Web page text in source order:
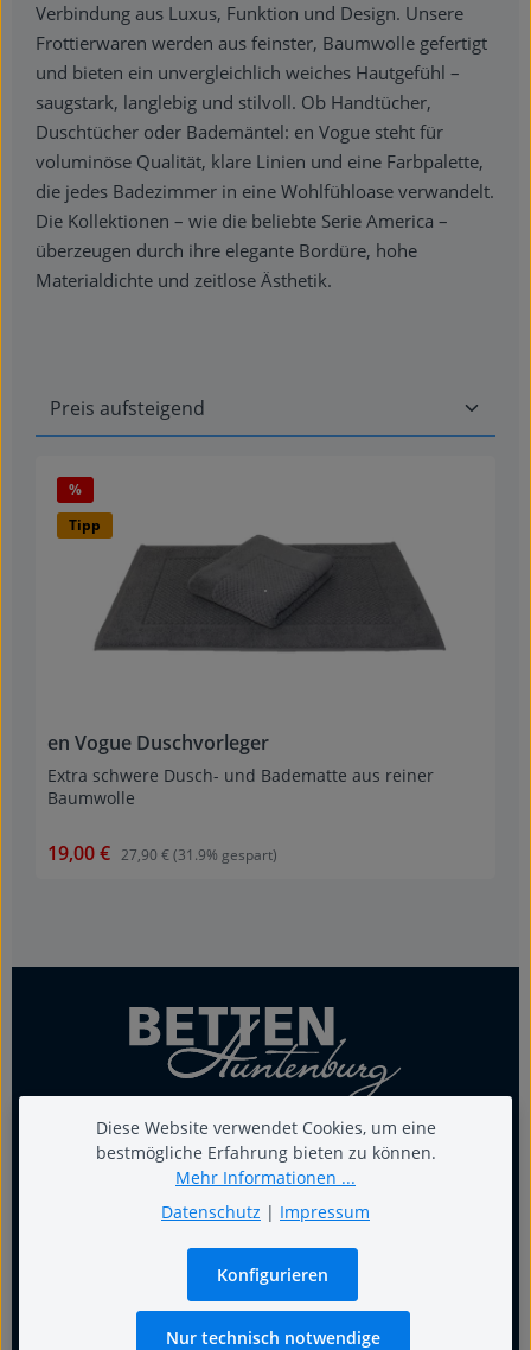
Verbindung aus Luxus, Funktion und Design. Unsere
Frottierwaren werden aus feinster, Baumwolle gefertigt
und bieten ein unvergleichlich weiches Hautgefühl –
saugstark, langlebig und stilvoll. Ob Handtücher,
Duschtücher oder Bademäntel: en Vogue steht für
voluminöse Qualität, klare Linien und eine Farbpalette,
die jedes Badezimmer in eine Wohlfühloase verwandelt.
Die Kollektionen – wie die beliebte Serie America –
überzeugen durch ihre elegante Bordüre, hohe
Materialdichte und zeitlose Ästhetik.
Rabatt
%
Tipp
en Vogue Duschvorleger
Extra schwere Dusch- und Badematte aus reiner
Baumwolle
Verkaufspreis:
19,00 € Regulärer Preis:
27,90 €(31.9% gespart)
Für guten Schlaf
Warum Fachgeschäft
Diese Website verwendet Cookies, um eine
bestmögliche Erfahrung bieten zu können.
Mehr Informationen ...
Datenschutz | Impressum
Nur technisch notwendige
Konfigurieren